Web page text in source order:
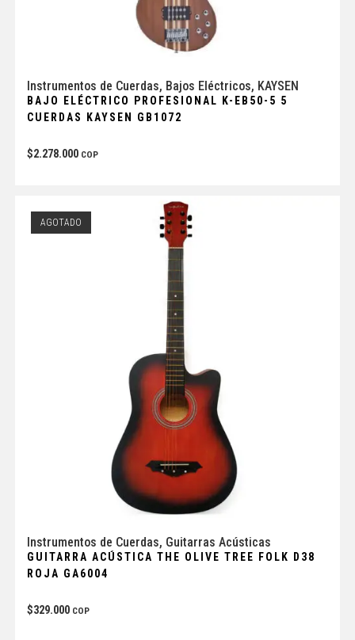
Instrumentos de Cuerdas, Bajos Eléctricos, KAYSEN
BAJO ELÉCTRICO PROFESIONAL K-EB50-5 5
CUERDAS KAYSEN GB1072
$2.278.000 COP
AGOTADO
Instrumentos de Cuerdas, Guitarras Acústicas
GUITARRA ACÚSTICA THE OLIVE TREE FOLK D38
ROJA GA6004
$329.000 COP